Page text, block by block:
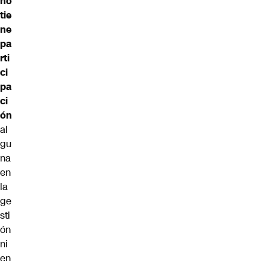
tie
ne
pa
rti
ci
pa
ci
ón
al
gu
na
en
la
ge
sti
ón
ni